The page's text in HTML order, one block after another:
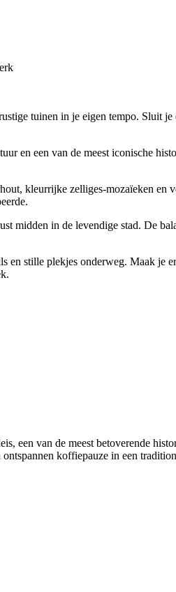
tuinen in je eigen tempo. Sluit
en een van de meest iconische
kleurrijke zelliges-mozaïeken en
midden in de levendige stad. De
stille plekjes onderweg. Maak je
een van de meest betoverende
koffiepauze in een